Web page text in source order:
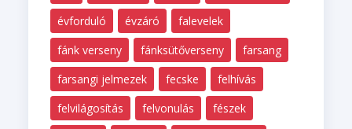
évforduló
évzáró
falevelek
fánk verseny
fánksütőverseny
farsang
farsangi jelmezek
fecske
felhívás
felvilágosítás
felvonulás
fészek